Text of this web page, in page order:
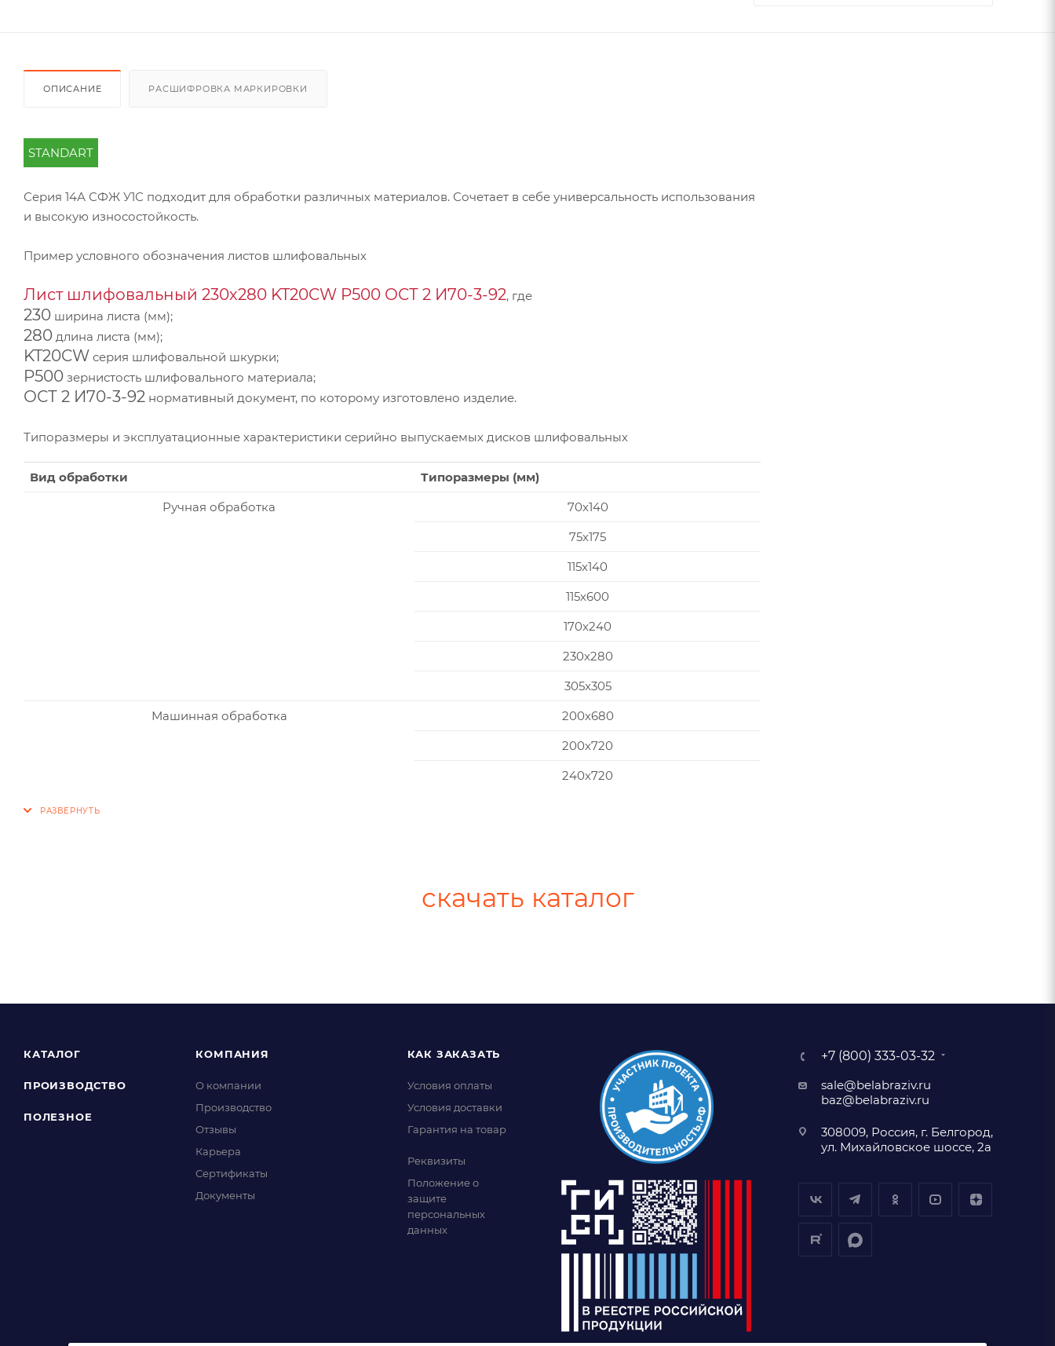
ОПИСАНИЕ РАСШИФРОВКА МАРКИРОВКИ
STANDART
Серия 14А СФЖ У1С подходит для обработки различных материалов. Сочетает в себе универсальность использования
и высокую износостойкость.
Пример условного обозначения листов шлифовальных
Лист шлифовальный 230х280 KT20CW P500 ОСТ 2 И70-3-92, где
230 ширина листа (мм);
280 длина листа (мм);
KT20CW серия шлифовальной шкурки;
P500 зернистость шлифовального материала;
ОСТ 2 И70-3-92 нормативный документ, по которому изготовлено изделие.
Типоразмеры и эксплуатационные характеристики серийно выпускаемых дисков шлифовальных
Вид обработки
Типоразмеры (мм)
Ручная обработка
70x140
75x175
115x140
115x600
170x240
230x280
305x305
Машинная обработка
200х680
200х720
240х720
скачать каталог
КАТАЛОГ
ПРОИЗВОДСТВО
ПОЛЕЗНОЕ
КОМПАНИЯ
О компании
Производство
Отзывы
Карьера
Сертификаты
Документы
КАК ЗАКАЗАТЬ
Условия оплаты
Условия доставки
Гарантия на товар
Реквизиты
Положение о
защите
персональных
данных
+7 (800) 333-03-32
sale@belabraziv.ru
baz@belabraziv.ru
308009, Россия, г. Белгород,
ул. Михайловское шоссе, 2а